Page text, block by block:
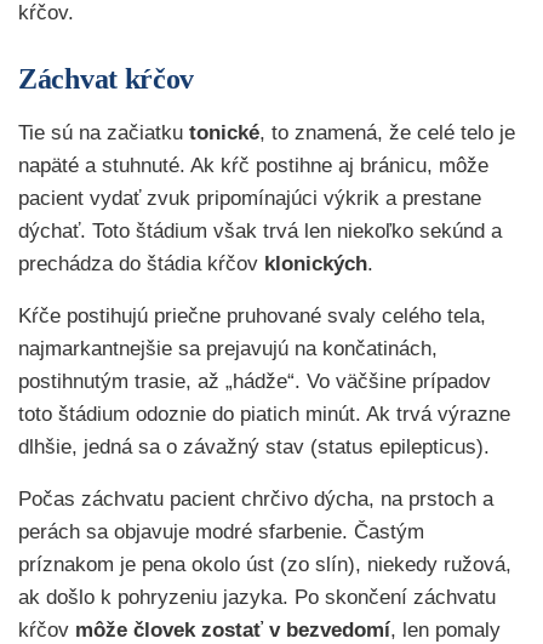
kŕčov.
Záchvat kŕčov
Tie sú na začiatku tonické, to znamená, že celé telo je
napäté a stuhnuté. Ak kŕč postihne aj bránicu, môže
pacient vydať zvuk pripomínajúci výkrik a prestane
dýchať. Toto štádium však trvá len niekoľko sekúnd a
prechádza do štádia kŕčov klonických.
Kŕče postihujú priečne pruhované svaly celého tela,
najmarkantnejšie sa prejavujú na končatinách,
postihnutým trasie, až „hádže“. Vo väčšine prípadov
toto štádium odoznie do piatich minút. Ak trvá výrazne
dlhšie, jedná sa o závažný stav (status epilepticus).
Počas záchvatu pacient chrčivo dýcha, na prstoch a
perách sa objavuje modré sfarbenie. Častým
príznakom je pena okolo úst (zo slín), niekedy ružová,
ak došlo k pohryzeniu jazyka. Po skončení záchvatu
kŕčov môže človek zostať v bezvedomí, len pomaly